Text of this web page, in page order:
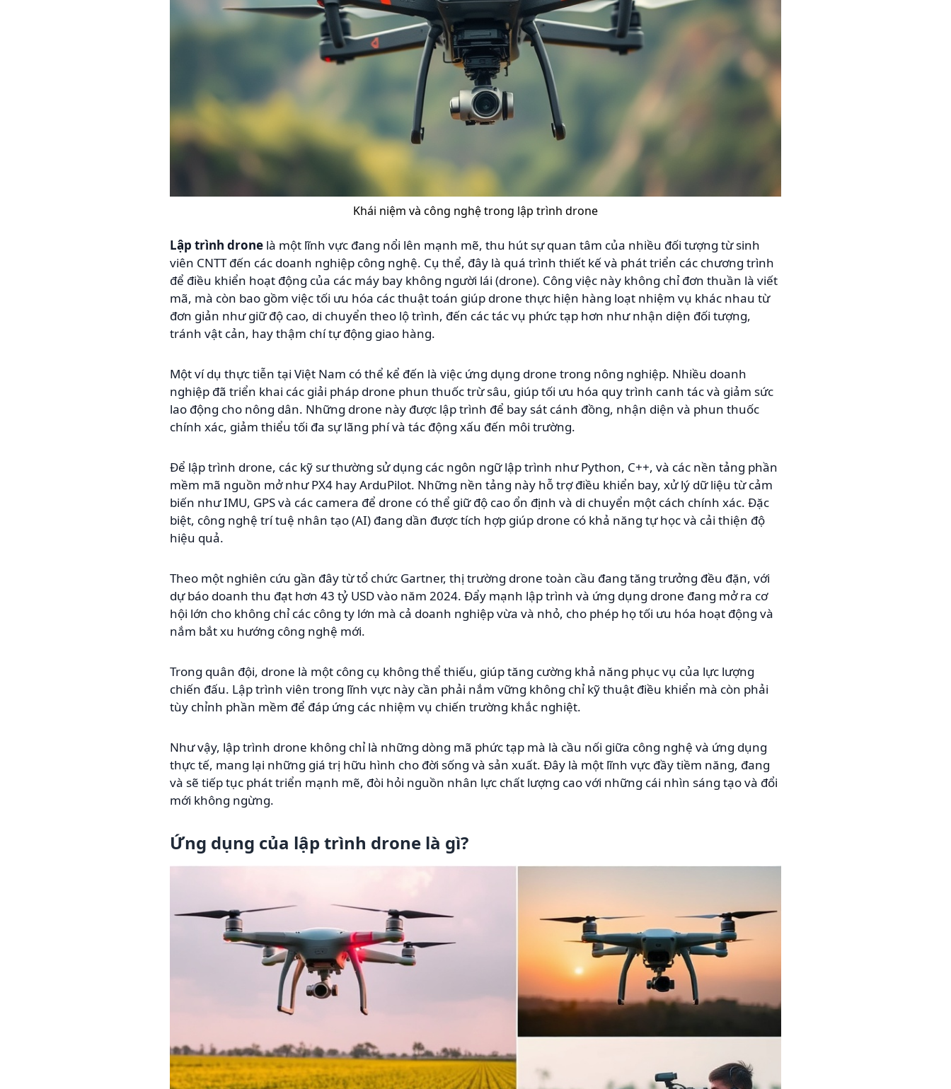
Khái niệm và công nghệ trong lập trình drone
Lập trình drone là một lĩnh vực đang nổi lên mạnh mẽ, thu hút sự quan tâm của nhiều đối tượng từ sinh
viên CNTT đến các doanh nghiệp công nghệ. Cụ thể, đây là quá trình thiết kế và phát triển các chương trình
để điều khiển hoạt động của các máy bay không người lái (drone). Công việc này không chỉ đơn thuần là viết
mã, mà còn bao gồm việc tối ưu hóa các thuật toán giúp drone thực hiện hàng loạt nhiệm vụ khác nhau từ
đơn giản như giữ độ cao, di chuyển theo lộ trình, đến các tác vụ phức tạp hơn như nhận diện đối tượng,
tránh vật cản, hay thậm chí tự động giao hàng.
Một ví dụ thực tiễn tại Việt Nam có thể kể đến là việc ứng dụng drone trong nông nghiệp. Nhiều doanh
nghiệp đã triển khai các giải pháp drone phun thuốc trừ sâu, giúp tối ưu hóa quy trình canh tác và giảm sức
lao động cho nông dân. Những drone này được lập trình để bay sát cánh đồng, nhận diện và phun thuốc
chính xác, giảm thiểu tối đa sự lãng phí và tác động xấu đến môi trường.
Để lập trình drone, các kỹ sư thường sử dụng các ngôn ngữ lập trình như Python, C++, và các nền tảng phần
mềm mã nguồn mở như PX4 hay ArduPilot. Những nền tảng này hỗ trợ điều khiển bay, xử lý dữ liệu từ cảm
biến như IMU, GPS và các camera để drone có thể giữ độ cao ổn định và di chuyển một cách chính xác. Đặc
biệt, công nghệ trí tuệ nhân tạo (AI) đang dần được tích hợp giúp drone có khả năng tự học và cải thiện độ
hiệu quả.
Theo một nghiên cứu gần đây từ tổ chức Gartner, thị trường drone toàn cầu đang tăng trưởng đều đặn, với
dự báo doanh thu đạt hơn 43 tỷ USD vào năm 2024. Đẩy mạnh lập trình và ứng dụng drone đang mở ra cơ
hội lớn cho không chỉ các công ty lớn mà cả doanh nghiệp vừa và nhỏ, cho phép họ tối ưu hóa hoạt động và
nắm bắt xu hướng công nghệ mới.
Trong quân đội, drone là một công cụ không thể thiếu, giúp tăng cường khả năng phục vụ của lực lượng
chiến đấu. Lập trình viên trong lĩnh vực này cần phải nắm vững không chỉ kỹ thuật điều khiển mà còn phải
tùy chỉnh phần mềm để đáp ứng các nhiệm vụ chiến trường khắc nghiệt.
Như vậy, lập trình drone không chỉ là những dòng mã phức tạp mà là cầu nối giữa công nghệ và ứng dụng
thực tế, mang lại những giá trị hữu hình cho đời sống và sản xuất. Đây là một lĩnh vực đầy tiềm năng, đang
và sẽ tiếp tục phát triển mạnh mẽ, đòi hỏi nguồn nhân lực chất lượng cao với những cái nhìn sáng tạo và đổi
mới không ngừng.
Ứng dụng của lập trình drone là gì?